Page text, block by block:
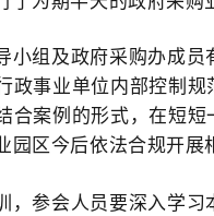
小组及政府采购办成
政事业单位内部控制
合案例的形式，在短
园区今后依法合规开
，参会人员要深入学